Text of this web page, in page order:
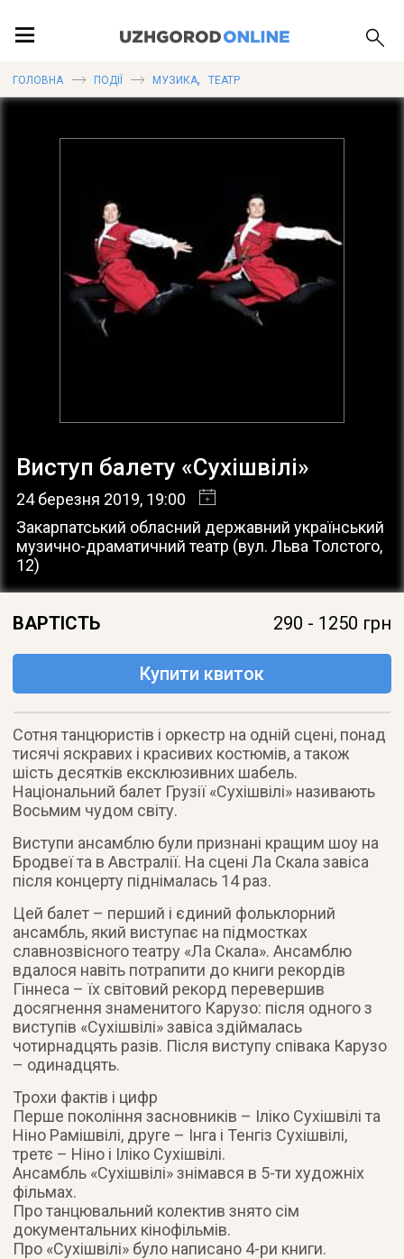
ПУБЛІКАЦІЇ
ГОЛОВНА ПОДІЇ МУЗИКА, ТЕАТР
Виступ балету «Сухішвілі»
24 березня 2019, 19:00
Закарпатський обласний державний український
музично-драматичний театр (вул. Льва Толстого,
12)
ВАРТІСТЬ 290 - 1250 грн
Купити квиток
Сотня танцюристів і оркестр на одній сцені, понад
тисячі яскравих і красивих костюмів, а також
шість десятків ексклюзивних шабель.
Національний балет Грузії «Сухішвілі» називають
Восьмим чудом світу.
Виступи ансамблю були признані кращим шоу на
Бродвеї та в Австралії. На сцені Ла Скала завіса
після концерту піднімалась 14 раз.
Цей балет – перший і єдиний фольклорний
ансамбль, який виступає на підмостках
славнозвісного театру «Ла Скала». Ансамблю
вдалося навіть потрапити до книги рекордів
Гіннеса – їх світовий рекорд перевершив
досягнення знаменитого Карузо: після одного з
виступів «Сухішвілі» завіса здіймалась
чотирнадцять разів. Після виступу співака Карузо
– одинадцять.
Трохи фактів і цифр
Перше покоління засновників – Іліко Сухішвілі та
Ніно Рамішвілі, друге – Інга і Тенгіз Сухішвілі,
третє – Ніно і Іліко Сухішвілі.
Ансамбль «Сухішвілі» знімався в 5-ти художніх
фільмах.
Про танцювальний колектив знято сім
документальних кінофільмів.
Про «Сухішвілі» було написано 4-ри книги.